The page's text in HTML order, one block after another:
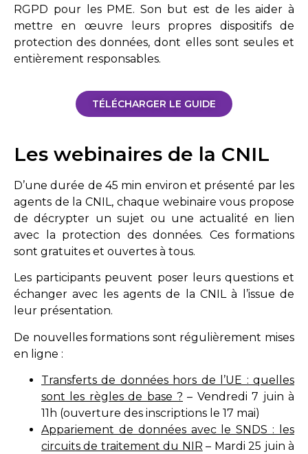
RGPD pour les PME. Son but est de les aider à
mettre en œuvre leurs propres dispositifs de
protection des données, dont elles sont seules et
entièrement responsables.
TÉLÉCHARGER LE GUIDE
Les webinaires de la CNIL
D’une durée de 45 min environ et présenté par les
agents de la CNIL, chaque webinaire vous propose
de décrypter un sujet ou une actualité en lien
avec la protection des données. Ces formations
sont gratuites et ouvertes à tous.
Les participants peuvent poser leurs questions et
échanger avec les agents de la CNIL à l’issue de
leur présentation.
De nouvelles formations sont régulièrement mises
en ligne :
Transferts de données hors de l’UE : quelles
sont les règles de base ? – Vendredi 7 juin à
11h (ouverture des inscriptions le 17 mai)
Appariement de données avec le SNDS : les
circuits de traitement du NIR – Mardi 25 juin à